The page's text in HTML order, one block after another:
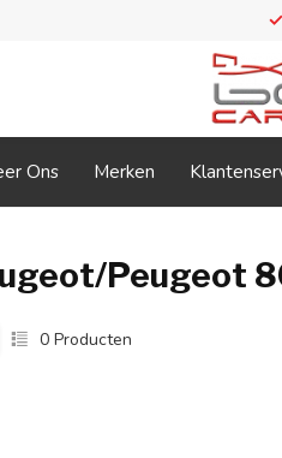
Ons Merken
Peugeot
0 Producten